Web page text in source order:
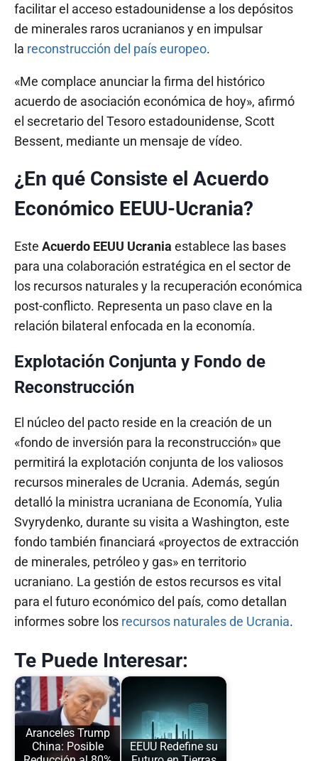
facilitar el acceso estadounidense a los depósitos
de minerales raros ucranianos y en impulsar
la reconstrucción del país europeo.
«Me complace anunciar la firma del histórico
acuerdo de asociación económica de hoy», afirmó
el secretario del Tesoro estadounidense, Scott
Bessent, mediante un mensaje de vídeo.
¿En qué Consiste el Acuerdo
Económico EEUU-Ucrania?
Este Acuerdo EEUU Ucrania establece las bases
para una colaboración estratégica en el sector de
los recursos naturales y la recuperación económica
post-conflicto. Representa un paso clave en la
relación bilateral enfocada en la economía.
Explotación Conjunta y Fondo de
Reconstrucción
El núcleo del pacto reside en la creación de un
«fondo de inversión para la reconstrucción» que
permitirá la explotación conjunta de los valiosos
recursos minerales de Ucrania. Además, según
detalló la ministra ucraniana de Economía, Yulia
Svyrydenko, durante su visita a Washington, este
fondo también financiará «proyectos de extracción
de minerales, petróleo y gas» en territorio
ucraniano. La gestión de estos recursos es vital
para el futuro económico del país, como detallan
informes sobre los recursos naturales de Ucrania.
Te Puede Interesar:
Aranceles Trump
China: Posible
EEUU Redefine su